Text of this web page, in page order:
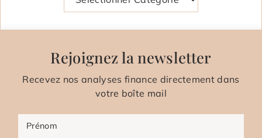
Rejoignez la newsletter
Recevez nos analyses finance directement dans
votre boîte mail
Prénom